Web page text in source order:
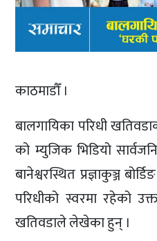
काठमाडौँ ।
बालगायिका परिधी
को म्युजिक भिडियो
बानेश्वरस्थित प्रज्ञाकुञ्ज
परिधीको स्वरमा रहेको
खतिवडाले लेखेका हुन् ।